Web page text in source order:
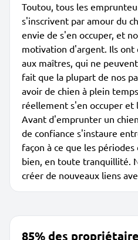
Toutou, tous les
s'inscrivent par amour du
envie de s'en occuper, et
motivation d'argent. Ils ont
aux maîtres, qui ne
fait que la plupart de nos
avoir de chien à plein
réellement s'en occuper et
Avant d'emprunter un
de confiance s'instaure
façon à ce que les
bien, en toute tranquillité.
créer de nouveaux liens
85% des